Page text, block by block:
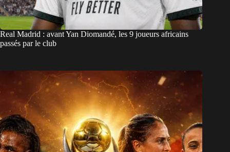
Real Madrid : avant Yan Diomandé, les 9 joueurs africains
passés par le club